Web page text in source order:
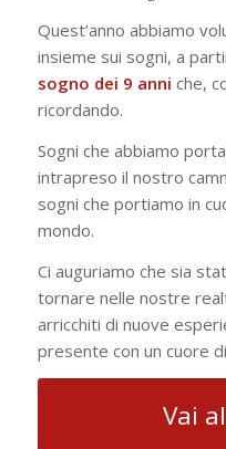
Quest’anno abbiamo
insieme sui sogni, a
sogno dei 9 anni che,
ricordando.
Sogni che abbiamo
intrapreso il nostro
sogni che portiamo in
mondo.
Ci auguriamo che sia
tornare nelle nostre
arricchiti di nuove
presente con un cuore
Vai